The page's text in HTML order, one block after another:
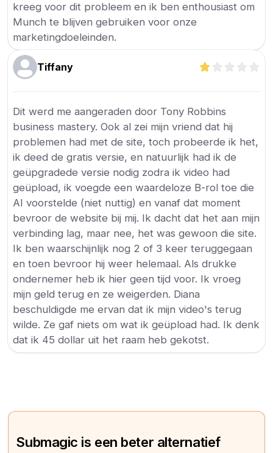
kreeg voor dit probleem en ik ben enthousiast om
Munch te blijven gebruiken voor onze
marketingdoeleinden.
Tiffany
Dit werd me aangeraden door Tony Robbins
business mastery. Ook al zei mijn vriend dat hij
problemen had met de site, toch probeerde ik het,
ik deed de gratis versie, en natuurlijk had ik de
geüpgradede versie nodig zodra ik video had
geüpload, ik voegde een waardeloze B-rol toe die
AI voorstelde (niet nuttig) en vanaf dat moment
bevroor de website bij mij. Ik dacht dat het aan mijn
verbinding lag, maar nee, het was gewoon die site.
Ik ben waarschijnlijk nog 2 of 3 keer teruggegaan
en toen bevroor hij weer helemaal. Als drukke
ondernemer heb ik hier geen tijd voor. Ik vroeg
mijn geld terug en ze weigerden. Diana
beschuldigde me ervan dat ik mijn video's terug
wilde. Ze gaf niets om wat ik geüpload had. Ik denk
dat ik 45 dollar uit het raam heb gekotst.
Submagic is een beter alternatief